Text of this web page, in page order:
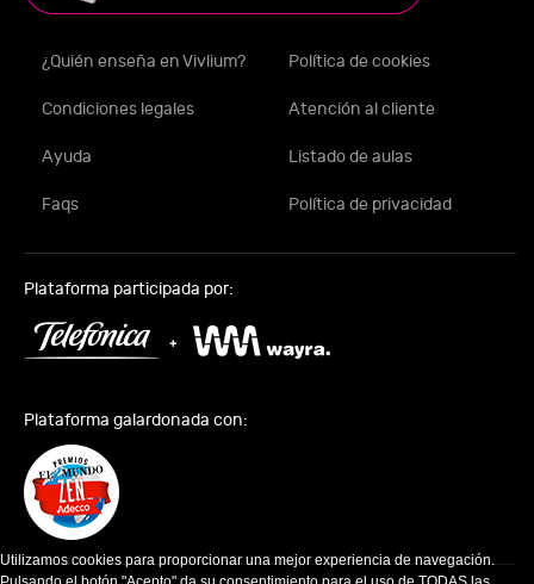
¿Quién enseña en Vivlium? Política de cookies
Condiciones legales Atención al cliente
Ayuda Listado de aulas
Faqs Política de privacidad
Plataforma participada por:
Plataforma galardonada con:
Utilizamos cookies para proporcionar una mejor experiencia de navegación.